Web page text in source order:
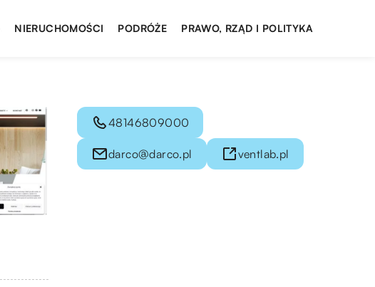
NIERUCHOMOŚCI PODRÓŻE PRAWO, RZĄD I POLITYKA
48146809000
darco@darco.pl ventlab.pl